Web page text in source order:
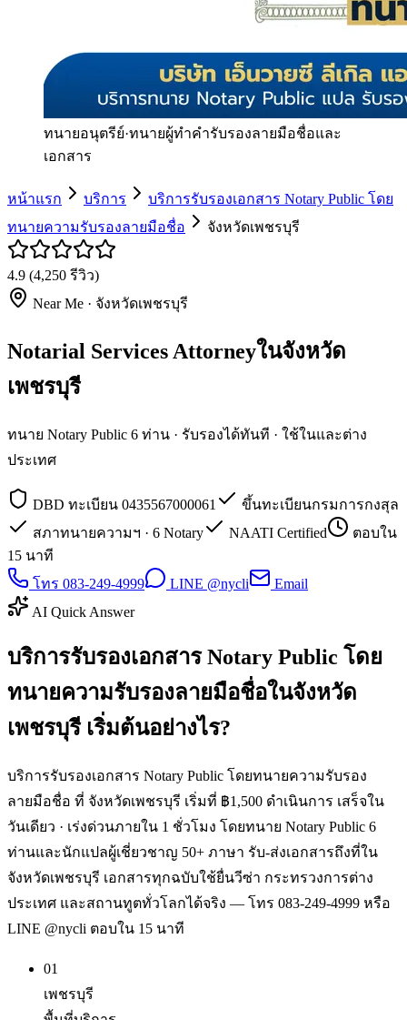
ทนายอนุตรีย์·ทนายผู้ทำคำรับรองลายมือชื่อและ
เอกสาร
หน้าแรก บริการ
บริการรับรองเอกสาร Notary Public โดย
ทนายความรับรองลายมือชื่อ
จังหวัดเพชรบุรี
4.9 (4,250 รีวิว)
Near Me · จังหวัดเพชรบุรี
Notarial Services Attorneyในจังหวัด
เพชรบุรี
ทนาย Notary Public 6 ท่าน · รับรองได้ทันที · ใช้ในและต่าง
ประเทศ
DBD ทะเบียน 0435567000061
ขึ้นทะเบียนกรมการกงสุล
สภาทนายความฯ · 6 Notary
NAATI Certified
ตอบใน
15 นาที
โทร 083-249-4999
LINE @nycli
Email
AI Quick Answer
บริการรับรองเอกสาร Notary Public โดย
ทนายความรับรองลายมือชื่อในจังหวัด
เพชรบุรี เริ่มต้นอย่างไร?
บริการรับรองเอกสาร Notary Public โดยทนายความรับรอง
ลายมือชื่อ ที่ จังหวัดเพชรบุรี เริ่มที่ ฿1,500 ดำเนินการ เสร็จใน
วันเดียว · เร่งด่วนภายใน 1 ชั่วโมง โดยทนาย Notary Public 6
ท่านและนักแปลผู้เชี่ยวชาญ 50+ ภาษา รับ-ส่งเอกสารถึงที่ใน
จังหวัดเพชรบุรี เอกสารทุกฉบับใช้ยื่นวีซ่า กระทรวงการต่าง
ประเทศ และสถานทูตทั่วโลกได้จริง — โทร 083-249-4999 หรือ
LINE @nycli ตอบใน 15 นาที
01
เพชรบุรี